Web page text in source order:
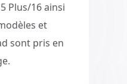
Plus/16 ainsi
et
sont pris en